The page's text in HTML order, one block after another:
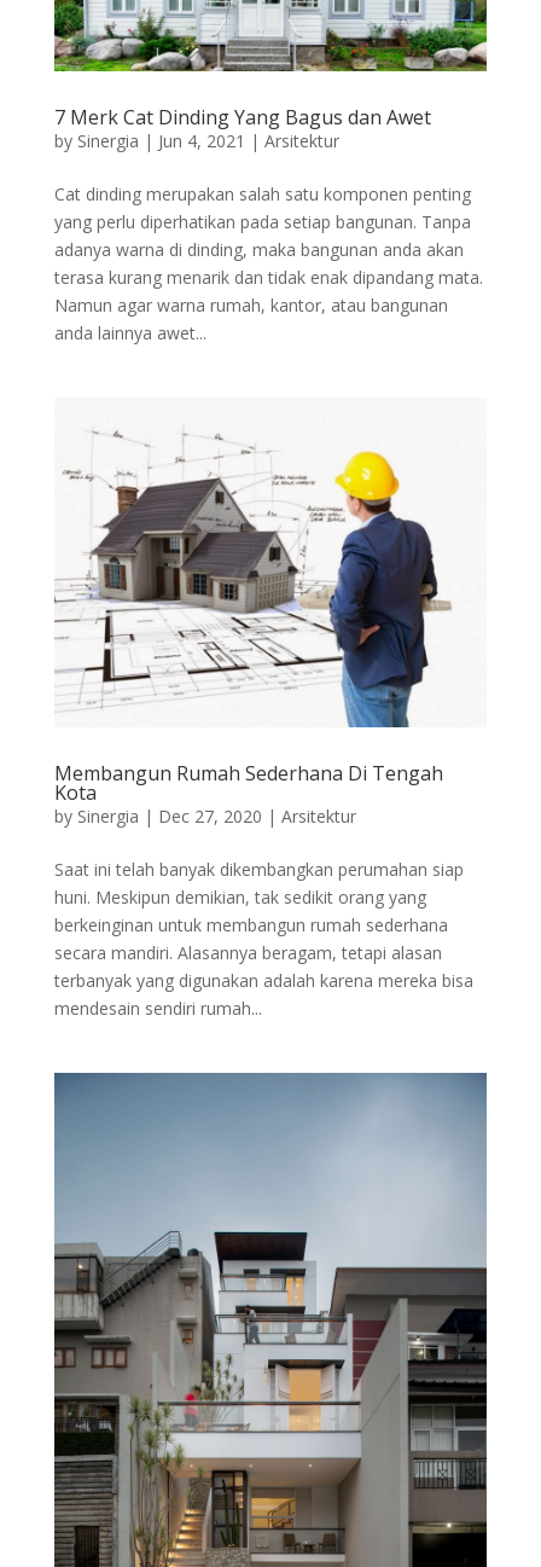
7 Merk Cat Dinding Yang Bagus dan Awet
by Sinergia | Jun 4, 2021 | Arsitektur
Cat dinding merupakan salah satu komponen penting
yang perlu diperhatikan pada setiap bangunan. Tanpa
adanya warna di dinding, maka bangunan anda akan
terasa kurang menarik dan tidak enak dipandang mata.
Namun agar warna rumah, kantor, atau bangunan
anda lainnya awet...
Membangun Rumah Sederhana Di Tengah
Kota
by Sinergia | Dec 27, 2020 | Arsitektur
Saat ini telah banyak dikembangkan perumahan siap
huni. Meskipun demikian, tak sedikit orang yang
berkeinginan untuk membangun rumah sederhana
secara mandiri. Alasannya beragam, tetapi alasan
terbanyak yang digunakan adalah karena mereka bisa
mendesain sendiri rumah...